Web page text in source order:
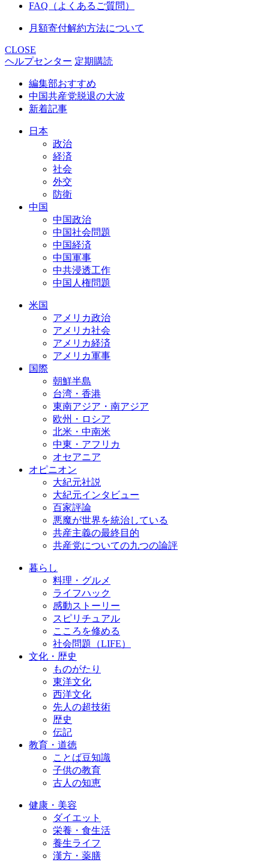
FAQ（よくあるご質問）
月額寄付解約方法について
CLOSE
ヘルプセンター 定期購読
編集部おすすめ
中国共産党脱退の大波
新着記事
日本
政治
経済
社会
外交
防衛
中国
中国政治
中国社会問題
中国経済
中国軍事
中共浸透工作
中国人権問題
米国
アメリカ政治
アメリカ社会
アメリカ経済
アメリカ軍事
国際
朝鮮半島
台湾・香港
東南アジア・南アジア
欧州・ロシア
北米・中南米
中東・アフリカ
オセアニア
オピニオン
大紀元社説
大紀元インタビュー
百家評論
悪魔が世界を統治している
共産主義の最終目的
共産党についての九つの論評
暮らし
料理・グルメ
ライフハック
感動ストーリー
スピリチュアル
こころを修める
社会問題（LIFE）
文化・歴史
ものがたり
東洋文化
西洋文化
先人の超技術
歴史
伝記
教育・道徳
ことば豆知識
子供の教育
古人の知恵
健康・美容
ダイエット
栄養・食生活
養生ライフ
漢方・薬膳